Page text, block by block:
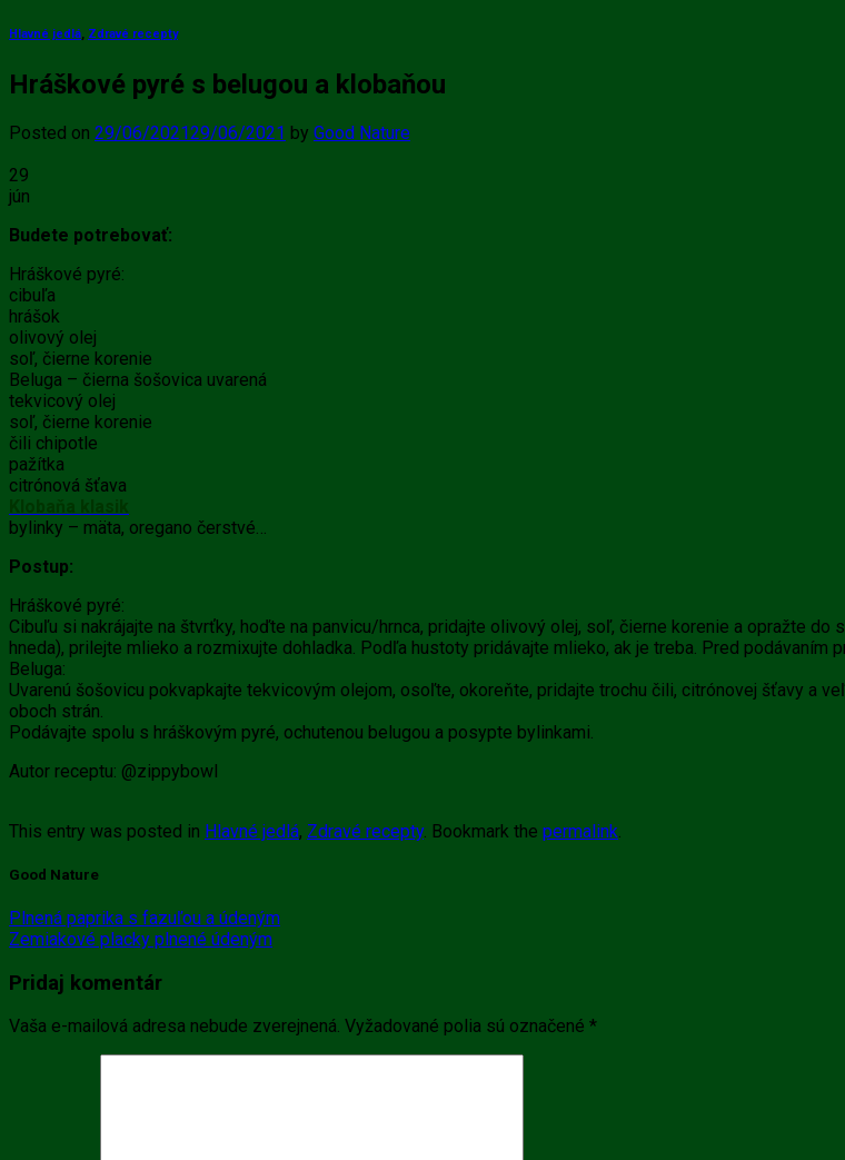
Hlavné jedlá, Zdravé recepty
Hráškové pyré s belugou a klobaňou
Posted on 29/06/202129/06/2021 by Good Nature
29
jún
Budete potrebovať:
Hráškové pyré:
cibuľa
hrášok
olivový olej
soľ, čierne korenie
Beluga – čierna šošovica uvarená
tekvicový olej
soľ, čierne korenie
čili chipotle
pažítka
citrónová šťava
bylinky – mäta, oregano čerstvé…
Postup:
Hráškové pyré:
Cibuľu si nakrájajte na štvrťky, hoďte na panvicu/hrnca, pridajte olivový olej, soľ, čierne korenie a opražte
hneda), prilejte mlieko a rozmixujte dohladka. Podľa hustoty pridávajte mlieko, ak je treba. Pred podávaním
Beluga:
Uvarenú šošovicu pokvapkajte tekvicovým olejom, osoľte, okoreňte, pridajte trochu čili, citrónovej šťavy a
oboch strán.
Podávajte spolu s hráškovým pyré, ochutenou belugou a posypte bylinkami.
Autor receptu: @zippybowl
This entry was posted in Hlavné jedlá, Zdravé recepty. Bookmark the permalink
Good Nature
Plnená paprika s fazuľou a údeným
Zemiakové placky plnené údeným
Pridaj komentár
Vaša e-mailová adresa nebude zverejnená. Vyžadované polia sú označené *